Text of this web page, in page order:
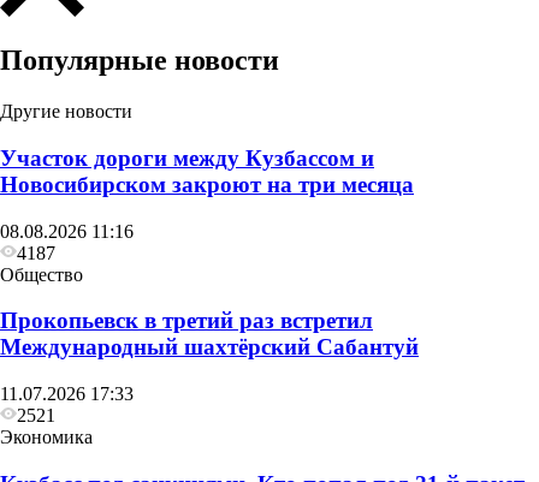
Популярные новости
Другие новости
Участок дороги между Кузбассом и
Новосибирском закроют на три месяца
08.08.2026 11:16
4187
Общество
Прокопьевск в третий раз встретил
Международный шахтёрский Сабантуй
11.07.2026 17:33
2521
Экономика